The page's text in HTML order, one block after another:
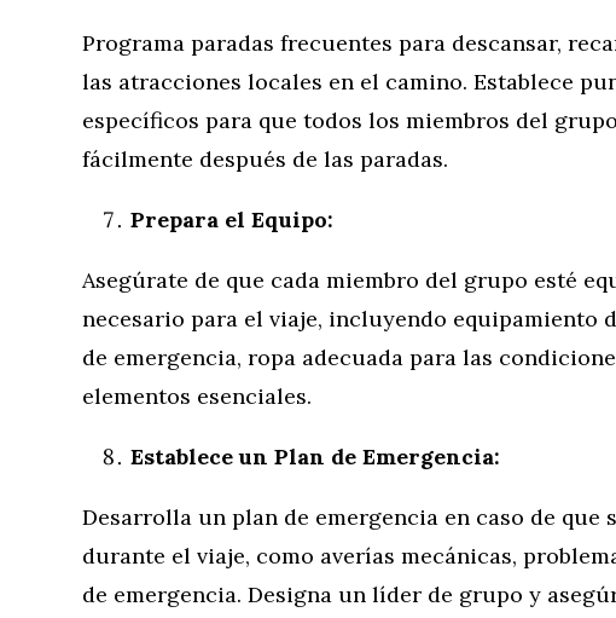
Programa paradas frecuentes para descansar,
las atracciones locales en el camino. Establece
específicos para que todos los miembros del
fácilmente después de las paradas.
Prepara el Equipo:
Asegúrate de que cada miembro del grupo esté
necesario para el viaje, incluyendo equipamiento
de emergencia, ropa adecuada para las
elementos esenciales.
Establece un Plan de Emergencia:
Desarrolla un plan de emergencia en caso de que
durante el viaje, como averías mecánicas,
de emergencia. Designa un líder de grupo y